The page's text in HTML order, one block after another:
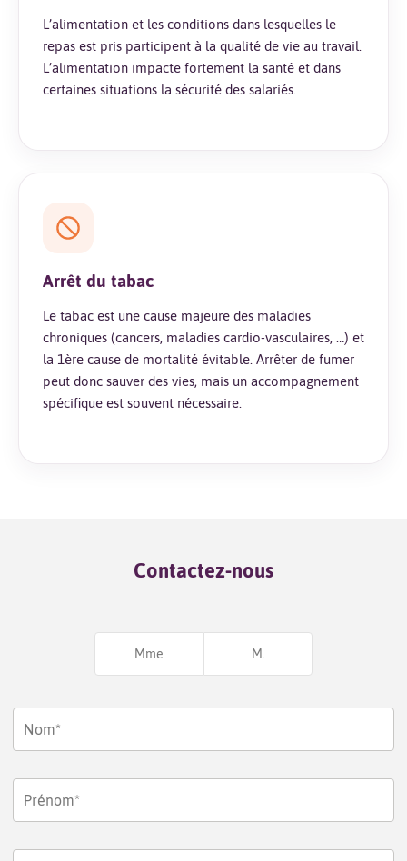
L’alimentation et les conditions dans lesquelles le
repas est pris participent à la qualité de vie au travail.
L’alimentation impacte fortement la santé et dans
certaines situations la sécurité des salariés.
Arrêt du tabac
Le tabac est une cause majeure des maladies
chroniques (cancers, maladies cardio-vasculaires, …) et
la 1ère cause de mortalité évitable. Arrêter de fumer
peut donc sauver des vies, mais un accompagnement
spécifique est souvent nécessaire.
Contactez-nous
Mme M.
Nom*
Prénom*